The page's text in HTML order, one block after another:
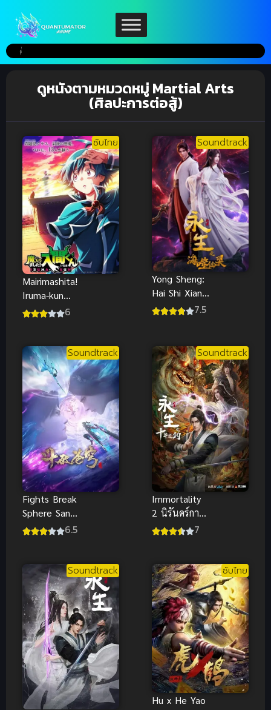
ดูหนังตามหมวดหมู่ Martial Arts
(ศิลปะการต่อสู้)
ซับไทย
Mairimashita!
Iruma-kun
4th อิรุมะคุง
(ซับไทย)
6
Soundtrack
Yong Sheng:
Hai Shi Xian
Ling นิรันดร์7.5
Soundtrack
Fights Break
Sphere San
Nian Zhi Yao
พิเศษ 2021
6.5
Soundtrack
Immortality
2 นิรันดร์กาล
ภาค 2 ซับไทย
7
Soundtrack ซับไทย
Hu x He Yao